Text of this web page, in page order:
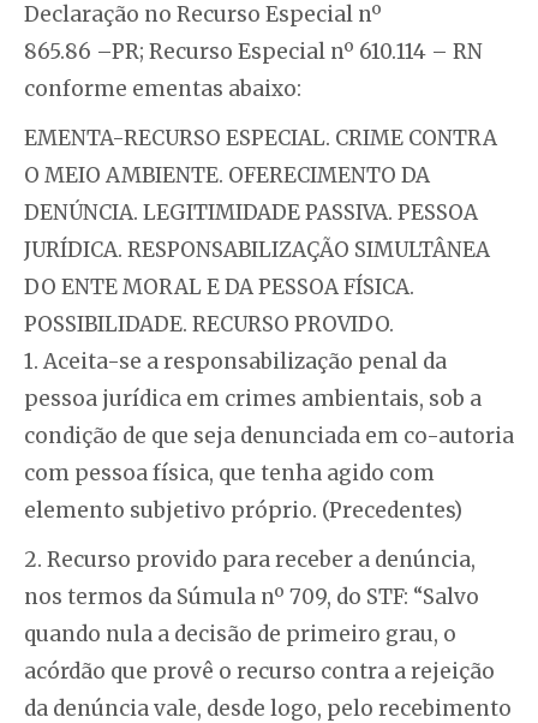
Declaração no Recurso Especial nº
865.86 –PR; Recurso Especial nº 610.114 – RN
conforme ementas abaixo:
EMENTA-RECURSO ESPECIAL. CRIME CONTRA
O MEIO AMBIENTE. OFERECIMENTO DA
DENÚNCIA. LEGITIMIDADE PASSIVA. PESSOA
JURÍDICA. RESPONSABILIZAÇÃO SIMULTÂNEA
DO ENTE MORAL E DA PESSOA FÍSICA.
POSSIBILIDADE. RECURSO PROVIDO.
1. Aceita-se a responsabilização penal da
pessoa jurídica em crimes ambientais, sob a
condição de que seja denunciada em co-autoria
com pessoa física, que tenha agido com
elemento subjetivo próprio. (Precedentes)
2. Recurso provido para receber a denúncia,
nos termos da Súmula nº 709, do STF: “Salvo
quando nula a decisão de primeiro grau, o
acórdão que provê o recurso contra a rejeição
da denúncia vale, desde logo, pelo recebimento